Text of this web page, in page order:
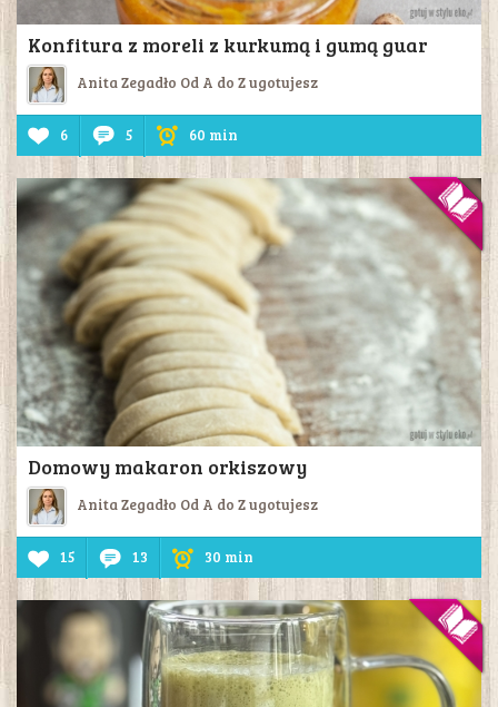
Konfitura z moreli z kurkumą i gumą guar
Anita Zegadło Od A do Z ugotujesz
6 5 60 min
Domowy makaron orkiszowy
Anita Zegadło Od A do Z ugotujesz
15 13 30 min